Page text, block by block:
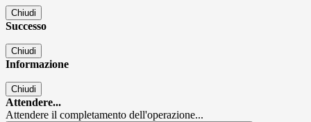
Chiudi
Successo
Chiudi
Informazione
Chiudi
Attendere...
Attendere il completamento dell'operazione...